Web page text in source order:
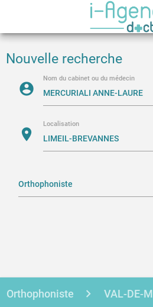
Nouvelle recherche
account_circle
Nom du cabinet ou du médecin
location_on
Localisation
Orthophoniste VAL-DE-